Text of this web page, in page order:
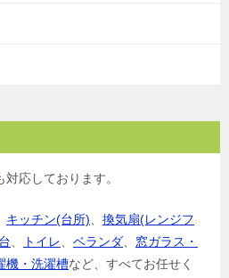
対応しております。
キッチン(台所)、 換気扇(レンジフ
、 トイレ、 ベランダ、 窓ガラス・
機・洗濯槽など、すべてお任せく